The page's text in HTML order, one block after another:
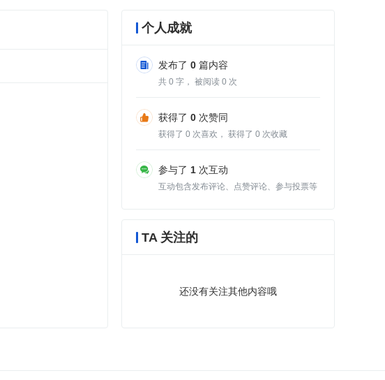
个人成就
发布了 0 篇内容
共 0 字， 被阅读 0 次
获得了 0 次赞同
获得了 0 次喜欢， 获得了 0 次收藏
参与了 1 次互动
互动包含发布评论、点赞评论、参与投票等
TA 关注的
还没有关注其他内容哦